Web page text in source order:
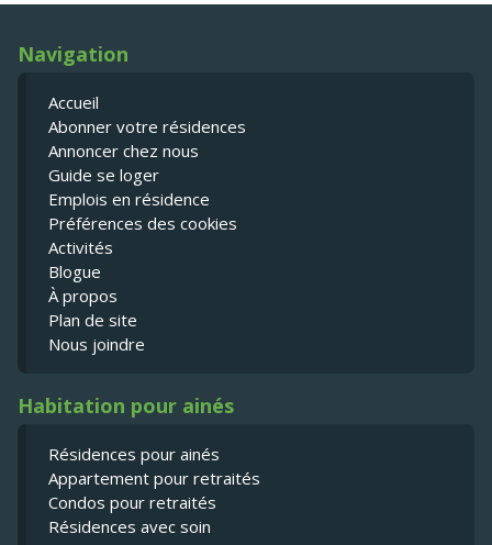
Navigation
Accueil
Abonner votre résidences
Annoncer chez nous
Guide se loger
Emplois en résidence
Préférences des cookies
Activités
Blogue
À propos
Plan de site
Nous joindre
Habitation pour ainés
Résidences pour ainés
Appartement pour retraités
Condos pour retraités
Résidences avec soin